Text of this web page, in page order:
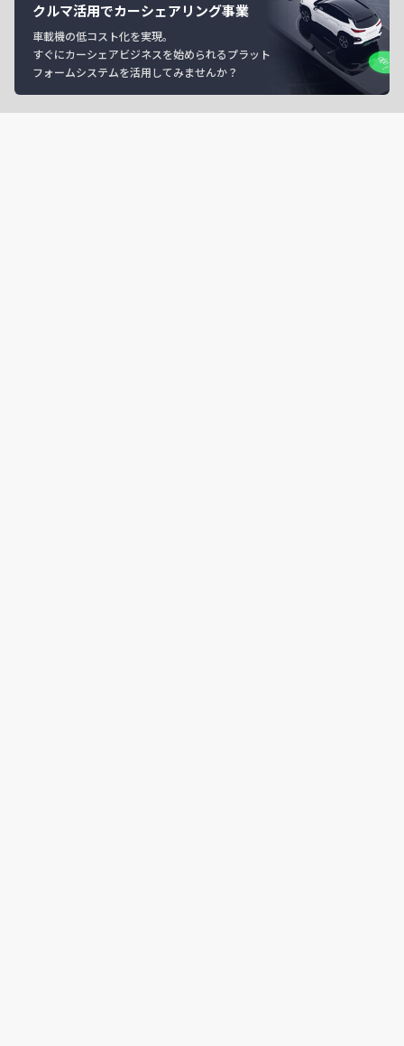
クルマ活用でカーシェアリング事業
車載機の低コスト化を実現。
すぐにカーシェアビジネスを始められるプラット
フォームシステムを活用してみませんか？